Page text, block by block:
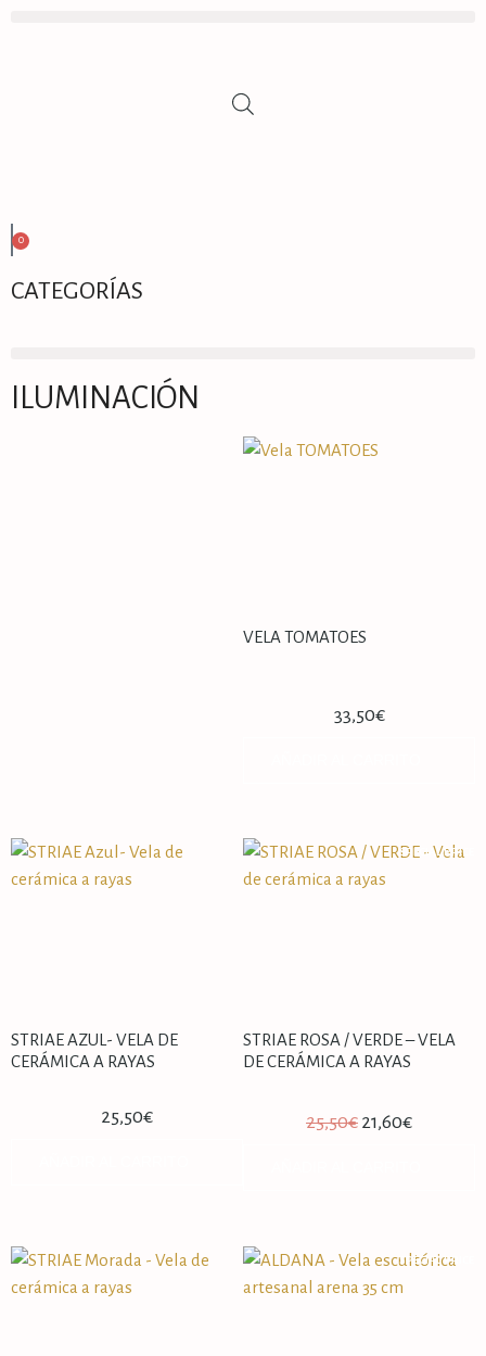
0
CATEGORÍAS
ILUMINACIÓN
VELA TOMATOES
33,50€
STRIAE AZUL- VELA DE
CERÁMICA A RAYAS
25,50€
SPECIAL PRICE
STRIAE ROSA / VERDE – VELA
DE CERÁMICA A RAYAS
25,50€ 21,60€
SPECIAL PRICE